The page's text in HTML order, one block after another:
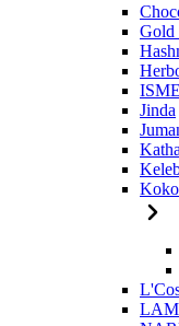
Gold
ISME
Jinda
Katha